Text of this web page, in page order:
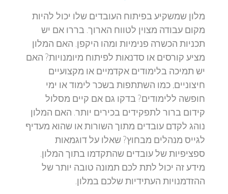
מלון שמשקיע בפיתוח העובדים שלו יכול להיות
מקום עבודה מצוין לטווח הארוך. בררו אם יש
תכניות הכשרה פנימיות ומהו היקפן. האם המלון
מציע קורסים או סדנאות לפיתוח מיומנויות? האם
יש תמיכה בלימודים אקדמיים או מקצועיים
חיצוניים, כמו השתתפות בשכר לימוד או ימי
חופשה ללימודים? בדקו גם אם קיים מסלול
קידום ברור לתפקידים בכירים יותר. האם המלון
נוהג לקדם עובדים מתוך השורות או שהוא מעדיף
לגייס מנהלים מבחוץ? שאלו על דוגמאות
ספציפיות של עובדים שהתקדמו בתוך המלון.
מידע זה יכול לתת לכם תמונה טובה יותר של
ההזדמנויות העתידיות שלכם במלון.